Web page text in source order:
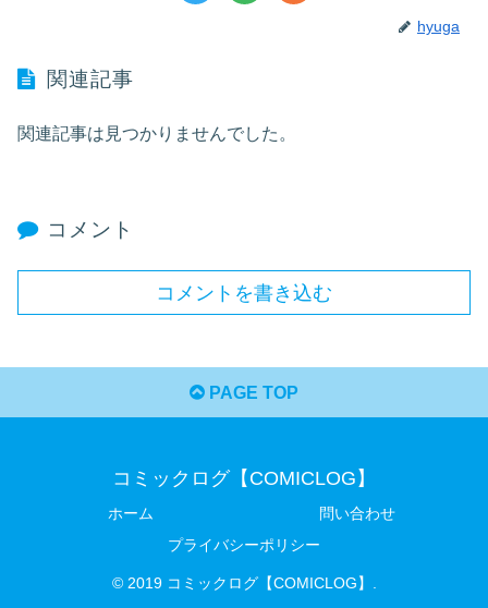
hyuga
関連記事
関連記事は見つかりませんでした。
コメント
コメントを書き込む
PAGE TOP
コミックログ【COMICLOG】
ホーム
問い合わせ
プライバシーポリシー
© 2019 コミックログ【COMICLOG】.